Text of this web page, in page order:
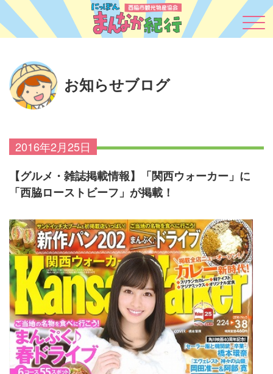
お知らせブログ
【グルメ・雑誌掲載情報】「関西ウォーカー」に
「西脇ローストビーフ」が掲載！
2016年2月25日